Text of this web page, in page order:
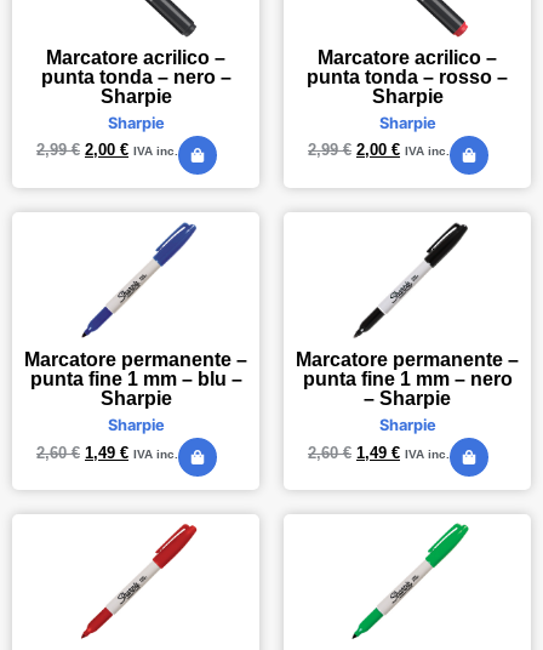
Marcatore acrilico –
punta tonda – nero –
Sharpie
Sharpie
2,99€ 2,00 € IVA inc.
Marcatore acrilico –
punta tonda – rosso –
Sharpie
Sharpie
2,99€ 2,00 € IVA inc.
Marcatore permanente –
punta fine 1 mm – blu –
Sharpie
Sharpie
2,60€ 1,49 € IVA inc.
Marcatore permanente –
punta fine 1 mm – nero
– Sharpie
Sharpie
2,60€ 1,49 € IVA inc.